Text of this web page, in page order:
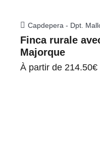
Capdepera - Dpt.
Finca rurale
Majorque
À partir de 214.50€